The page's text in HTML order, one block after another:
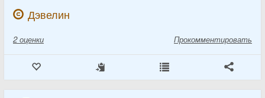
Дэвелин
2 оценки Прокомментировать